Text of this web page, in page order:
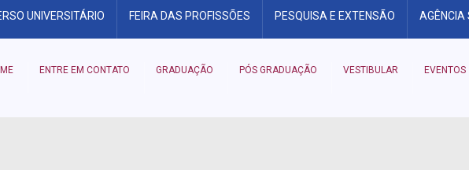
UNIVERSITÁRIO FEIRA DAS PROFISSÕES PESQUISA E EXTENSÃO AGÊNCIA
ENTRE EM CONTATO GRADUAÇÃO PÓS GRADUAÇÃO VESTIBULAR EVENTOS